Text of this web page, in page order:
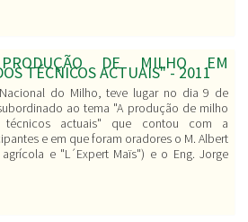
DE MILHO EM
TÉCNICOS ACTUAIS" - 2011
do Milho, teve lugar no dia 9 de
ao tema "A produção de milho
actuais" que contou com a
e em que foram oradores o M. Albert
e "L´Expert Maïs") e o Eng. Jorge